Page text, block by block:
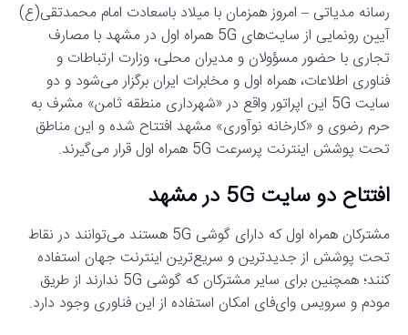
رسانه مدیاتی – امروز همزمان با میلاد باسعادت امام محمدتقی(ع)
آیین رونمایی از سایت‌های 5G همراه اول در مشهد با مصارف
تجاری با حضور مسؤولان و مدیران محلی، وزارت ارتباطات و
فناوری اطلاعات، همراه اول و مخابرات ایران برگزار می‌شود و دو
سایت 5G این اپراتور واقع در «شهرداری منطقه ثامن» مشرف به
حرم رضوی و «کارخانه نوآوری» مشهد افتتاح شده و این مناطق
تحت پوشش اینترنت پرسرعت 5G همراه اول قرار می‌گیرند.
افتتاح دو سایت 5G در مشهد
مشترکان همراه اول که دارای گوشی 5G هستند می‌توانند در نقاط
تحت پوشش از جدیدترین و سریع‌ترین اینترنت جهان استفاده
کنند؛ همچنین برای سایر مشترکان که گوشی 5G ندارند از طریق
مودم و سرویس وای‌فای امکان استفاده از این فناوری وجود دارد.